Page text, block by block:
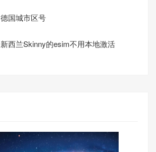
德国城市区号
新西兰Skinny的esim不用本地激活